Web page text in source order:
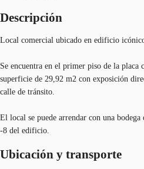
Descripción
Local comercial ubicado en edificio
Se encuentra en el primer piso de la
superficie de 29,92 m2 con exposición
calle de tránsito.
El local se puede arrendar con una
-8 del edificio.
Ubicación y transporte